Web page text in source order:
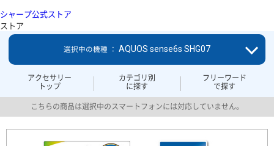
シャープ公式ストア
ストア
アクセサリー
トップ
カテゴリ別
に探す
フリーワード
で探す
選択中の機種 ： AQUOS sense6s SHG07
こちらの商品は選択中のスマートフォンには対応していません。